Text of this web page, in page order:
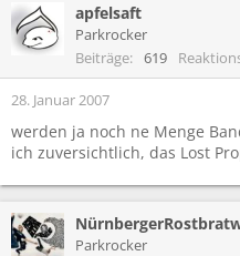
apfelsaft
Parkrocker
Beiträge
619
28. Januar 2007
werden ja noch ne Menge
ich zuversichtlich, das Lost
Parkrocker